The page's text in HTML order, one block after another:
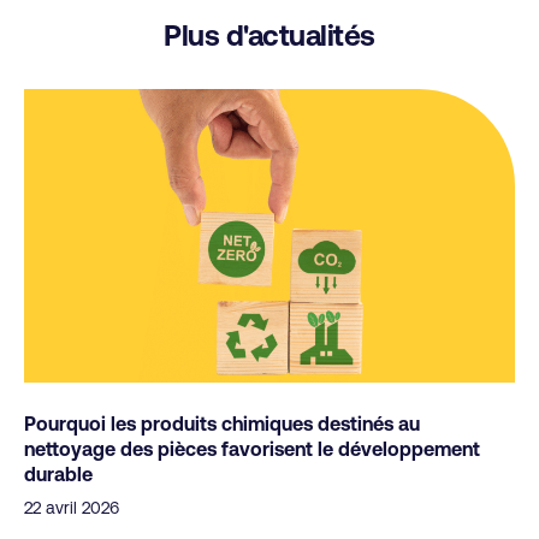
Plus d'actualités
Pourquoi les produits chimiques destinés au
nettoyage des pièces favorisent le développement
durable
22 avril 2026